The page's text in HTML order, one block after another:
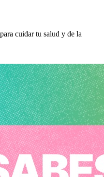
cuidar tu salud y de la